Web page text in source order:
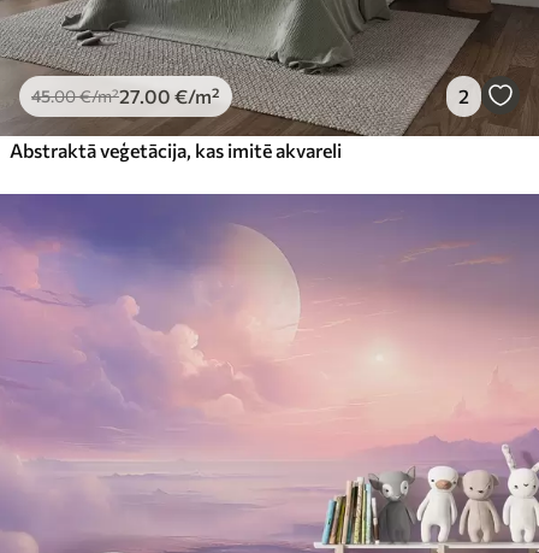
45.00€/m²27 .00 €/m² 2
Abstraktā veģetācija, kas imitē akvareli